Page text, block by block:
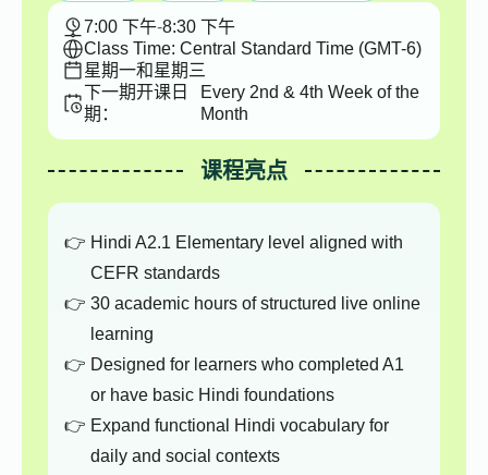
7:00 下午-8:30 下午
Class Time: Central Standard Time (GMT-6)
星期一和星期三
下一期开课日
期：
Every 2nd & 4th Week of the
Month
课程亮点
Hindi A2.1 Elementary level aligned with
CEFR standards
30 academic hours of structured live online
learning
Designed for learners who completed A1
or have basic Hindi foundations
Expand functional Hindi vocabulary for
daily and social contexts